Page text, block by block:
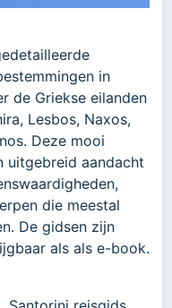
in
de Griekse eilanden
Lesbos, Naxos,
Deze mooi
uitgebreid aandacht
die meestal
De gidsen zijn
als als e-book.